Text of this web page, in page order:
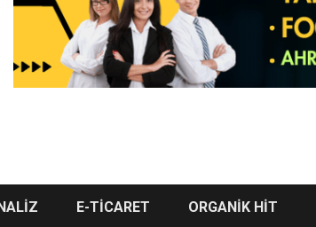
E-TİCARET ORGANİK HİT